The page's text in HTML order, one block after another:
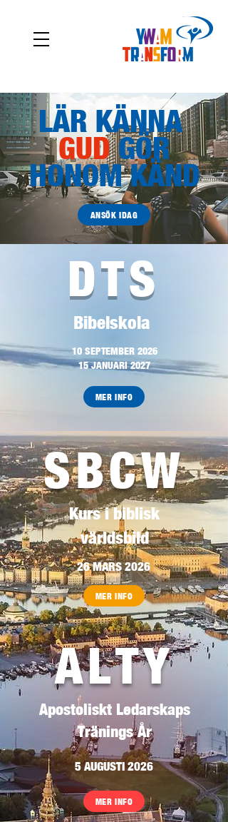
LÄR KÄNNA
GUD GÖR
HONOM KÄND
ANSÖK IDAG
DTS
Bibelskola
10 SEPTEMBER 2026
15 JANUARI 2027
MER INFO
SBCW
Kurs i biblisk
världsbild
26 MARS 2026
MER INFO
ALTY
Apostoliskt Ledarskaps
Tränings År
5 AUGUSTI 2026
MER INFO